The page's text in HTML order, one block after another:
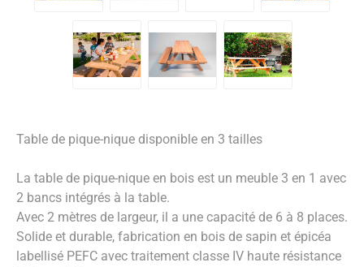
Table de pique-nique disponible en 3 tailles
La table de pique-nique en bois est un meuble 3 en 1 avec
2 bancs intégrés à la table.
Avec 2 mètres de largeur, il a une capacité de 6 à 8 places.
Solide et durable, fabrication en bois de sapin et épicéa
labellisé PEFC avec traitement classe IV haute résistance